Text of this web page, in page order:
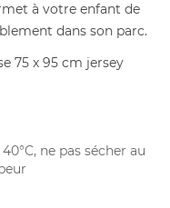
à votre enfant de
dans son parc.
75 x 95 cm jersey
ne pas sécher au